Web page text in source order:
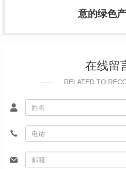
意的绿色
在线留
RELATED TO